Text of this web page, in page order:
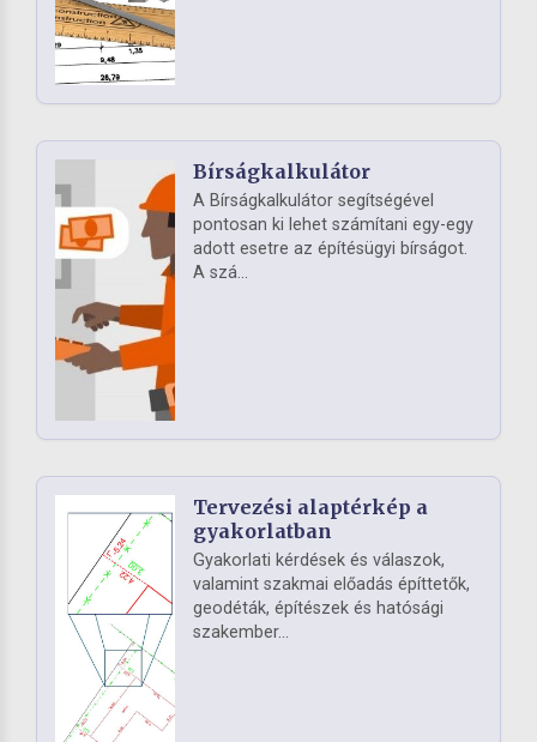
Bírságkalkulátor
A Bírságkalkulátor segítségével
pontosan ki lehet számítani egy-egy
adott esetre az építésügyi bírságot.
A szá...
Tervezési alaptérkép a
gyakorlatban
Gyakorlati kérdések és válaszok,
valamint szakmai előadás építtetők,
geodéták, építészek és hatósági
szakember...